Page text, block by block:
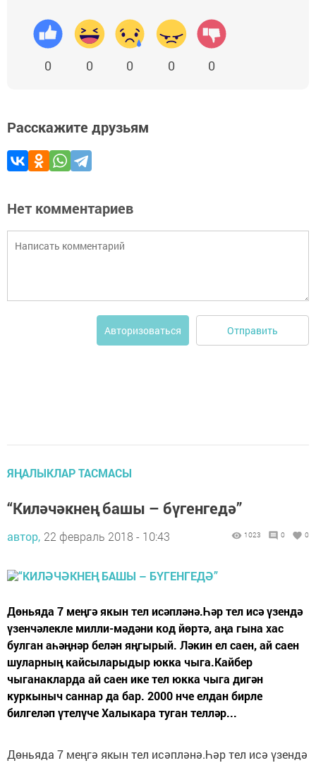
0 0 0 0 0
Расскажите друзьям
Нет комментариев
Авторизоваться Отправить
ЯҢАЛЫКЛАР ТАСМАСЫ
“Киләчәкнең башы – бүгенгедә”
автор, 22 февраль 2018 - 10:43 1023 0 0
Дөньяда 7 меңгә якын тел исәпләнә.Һәр тел исә үзендә
үзенчәлекле милли-мәдәни код йөртә, аңа гына хас
булган аһәңнәр белән яңгырый. Ләкин ел саен, ай саен
шуларның кайсыларыдыр юкка чыга.Кайбер
чыганакларда ай саен ике тел юкка чыга дигән
куркыныч саннар да бар. 2000 нче елдан бирле
билгеләп үтелүче Халыкара туган телләр...
Дөньяда 7 меңгә якын тел исәпләнә.Һәр тел исә үзендә